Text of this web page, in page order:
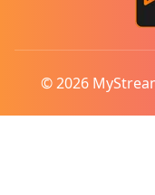
© 2026